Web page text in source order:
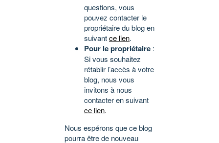
questions, vous
pouvez contacter le
propriétaire du blog en
suivantce lien.
Pour le propriétaire :
Si vous souhaitez
rétablir l’accès à votre
blog, nous vous
invitons à nous
contacter en suivant
ce lien.
Nous espérons que ce blog
pourra être de nouveau